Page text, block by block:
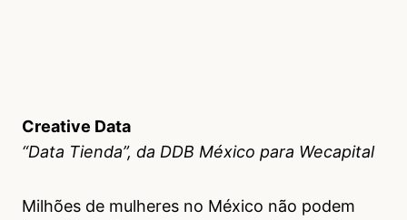
Creative Data
“Data Tienda”, da DDB México para Wecapital
Milhões de mulheres no México não podem